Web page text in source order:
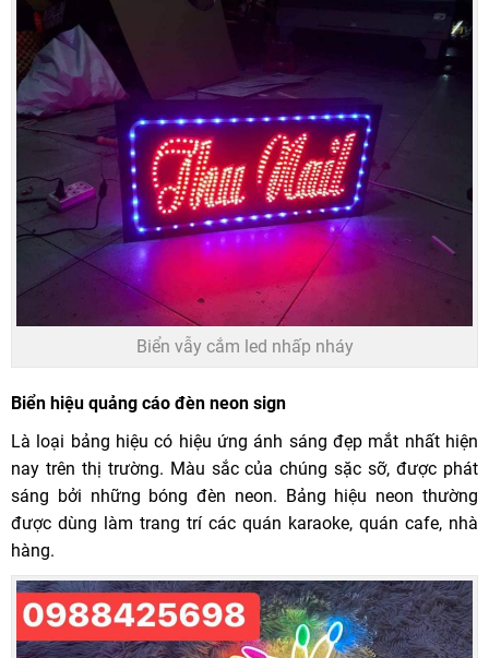
Biển vẫy cắm led nhấp nháy
Biển hiệu quảng cáo đèn neon sign
Là loại bảng hiệu có hiệu ứng ánh sáng đẹp mắt nhất hiện
nay trên thị trường. Màu sắc của chúng sặc sỡ, được phát
sáng bởi những bóng đèn neon. Bảng hiệu neon thường
được dùng làm trang trí các quán karaoke, quán cafe, nhà
hàng.